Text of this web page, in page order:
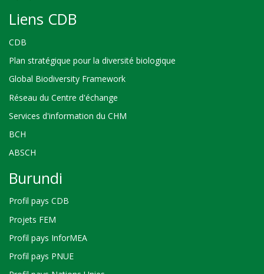
Liens CDB
CDB
Plan stratégique pour la diversité biologique
Global Biodiversity Framework
Réseau du Centre d'échange
Services d'information du CHM
BCH
ABSCH
Burundi
Profil pays CDB
Projets FEM
Profil pays InforMEA
Profil pays PNUE